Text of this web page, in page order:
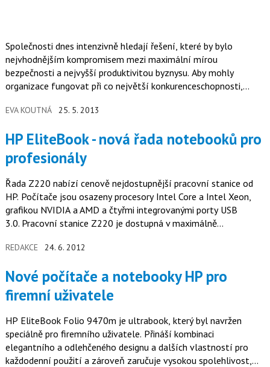
Společnosti dnes intenzivně hledají řešení, které by bylo
nejvhodnějším kompromisem mezi maximální mírou
bezpečnosti a nejvyšší produktivitou byznysu. Aby mohly
organizace fungovat při co největší konkurenceschopnosti,
více míst a více způsoby než kdykoliv dříve.
EVA KOUTNÁ 25. 5. 2013
HP EliteBook - nová řada notebooků pro
profesionály
Řada Z220 nabízí cenově nejdostupnější pracovní stanice od
HP. Počítače jsou osazeny procesory Intel Core a Intel Xeon,
grafikou NVIDIA a AMD a čtyřmi integrovanými porty USB
3.0. Pracovní stanice Z220 je dostupná v maximálně
REDAKCE 24. 6. 2012
Nové počítače a notebooky HP pro
firemní uživatele
HP EliteBook Folio 9470m je ultrabook, který byl navržen
speciálně pro firemního uživatele. Přináší kombinaci
elegantního a odlehčeného designu a dalších vlastností pro
každodenní použití a zároveň zaručuje vysokou spolehlivost,